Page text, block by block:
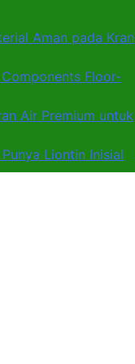
Aman pada Kran
Components Floor-
Air Premium untuk
Liontin Inisial